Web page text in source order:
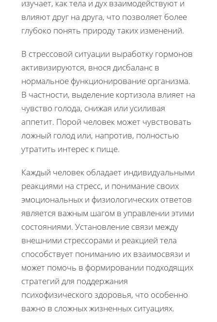
изучает, как тела и дух взаимодействуют и
влияют друг на друга, что позволяет более
глубоко понять природу таких изменений.
В стрессовой ситуации выработку гормонов
активизируются, внося дисбаланс в
нормальное функционирование организма.
В частности, выделение кортизола влияет на
чувство голода, снижая или усиливая
аппетит. Порой человек может чувствовать
ложный голод или, напротив, полностью
утратить интерес к пище.
Каждый человек обладает индивидуальными
реакциями на стресс, и понимание своих
эмоциональных и физиологических ответов
является важным шагом в управлении этими
состояниями. Установление связи между
внешними стрессорами и реакцией тела
способствует пониманию их взаимосвязи и
может помочь в формировании подходящих
стратегий для поддержания
психофизического здоровья, что особенно
важно в сложных жизненных ситуациях.